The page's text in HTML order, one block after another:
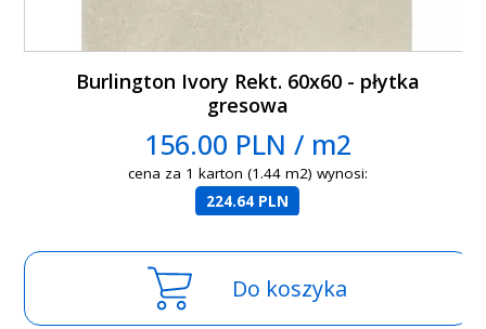
Burlington Ivory Rekt. 60x60 - płytka
gresowa
156.00 PLN / m2
cena za 1 karton (1.44 m2) wynosi:
224.64 PLN
Do koszyka